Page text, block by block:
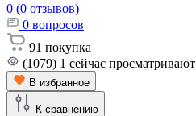
0 (0 отзывов)
0 вопросов
91 покупка
(1079) 1 сейчас просматривают
В избранное
К сравнению